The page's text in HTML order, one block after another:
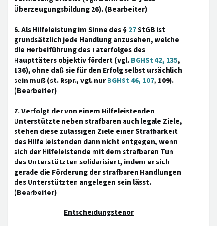
Überzeugungsbildung 26). (Bearbeiter)
6. Als Hilfeleistung im Sinne des §27StGB ist
grundsätzlich jede Handlung anzusehen, welche
die Herbeiführung des Taterfolges des
Haupttäters objektiv fördert (vgl.BGHSt 42, 135,
136), ohne daß sie für den Erfolg selbst ursächlich
sein muß (st. Rspr., vgl. nurBGHSt 46, 107, 109).
(Bearbeiter)
7. Verfolgt der von einem Hilfeleistenden
Unterstützte neben strafbaren auch legale Ziele,
stehen diese zulässigen Ziele einer Strafbarkeit
des Hilfe leistenden dann nicht entgegen, wenn
sich der Hilfeleistende mit dem strafbaren Tun
des Unterstützten solidarisiert, indem er sich
gerade die Förderung der strafbaren Handlungen
des Unterstützten angelegen sein lässt.
(Bearbeiter)
Entscheidungstenor